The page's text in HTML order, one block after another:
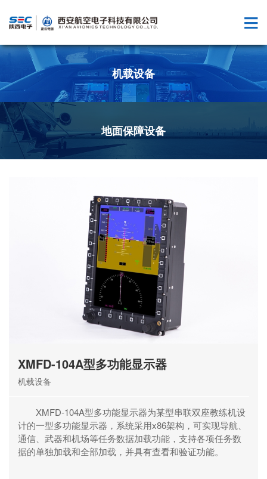
机载设备
地面保障设备
XMFD-104A型多功能显示器
机载设备
XMFD-104A型多功能显示器为某型串联双座教练机设
计的一型多功能显示器，系统采用x86架构，可实现导航、
通信、武器和机场等任务数据加载功能，支持各项任务数
据的单独加载和全部加载，并具有查看和验证功能。